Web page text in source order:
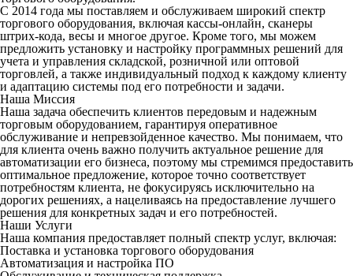
С 2014 года мы поставляем и обслуживаем широкий спектр
торгового оборудования, включая кассы-онлайн, сканеры
штрих-кода, весы и многое другое. Кроме того, мы можем
предложить установку и настройку программных решений для
учета и управления складской, розничной или оптовой
торговлей, а также индивидуальный подход к каждому клиенту
и адаптацию системы под его потребности и задачи.
Наша Миссия
Наша задача обеспечить клиентов передовым и надежным
торговым оборудованием, гарантируя оперативное
обслуживание и непревзойденное качество. Мы понимаем, что
для клиента очень важно получить актуальное решение для
автоматизации его бизнеса, поэтому мы стремимся предоставить
оптимальное предложение, которое точно соответствует
потребностям клиента, не фокусируясь исключительно на
дорогих решениях, а нацеливаясь на предоставление лучшего
решения для конкретных задач и его потребностей.
Наши Услуги
Наша компания предоставляет полный спектр услуг, включая:
Поставка и установка торгового оборудования
Автоматизация и настройка ПО